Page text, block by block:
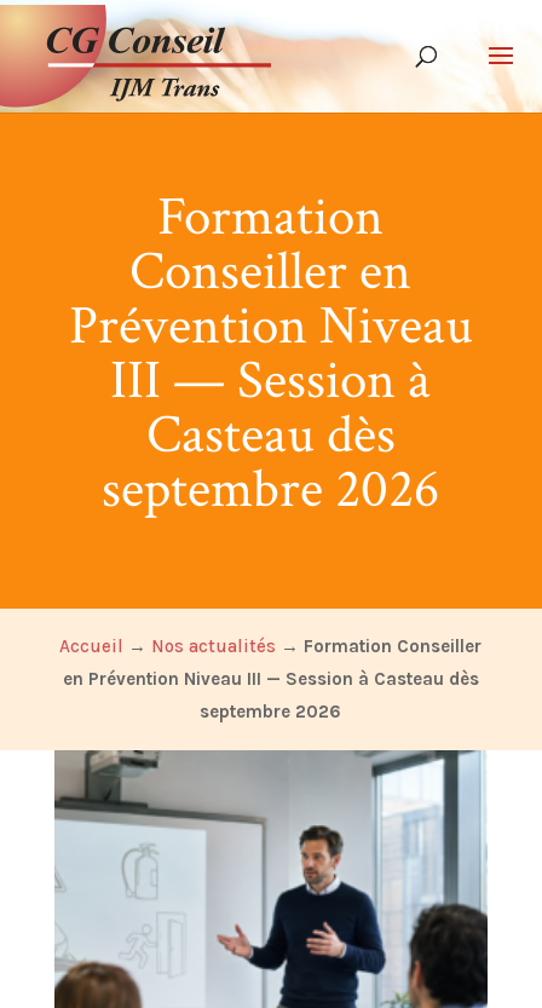
Formation
Conseiller en
Prévention Niveau
III — Session à
Casteau dès
septembre 2026
Accueil → Nos actualités → Formation Conseiller
en Prévention Niveau III — Session à Casteau dès
septembre 2026